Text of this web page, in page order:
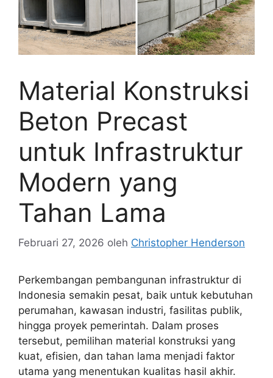
Material Konstruksi
Beton Precast
untuk Infrastruktur
Modern yang
Tahan Lama
Februari 27, 2026 oleh Christopher Henderson
Perkembangan pembangunan infrastruktur di
Indonesia semakin pesat, baik untuk kebutuhan
perumahan, kawasan industri, fasilitas publik,
hingga proyek pemerintah. Dalam proses
tersebut, pemilihan material konstruksi yang
kuat, efisien, dan tahan lama menjadi faktor
utama yang menentukan kualitas hasil akhir.